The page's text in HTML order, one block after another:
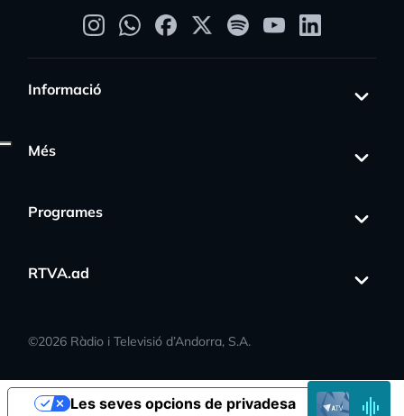
Informació
Més
Programes
RTVA.ad
©2026 Ràdio i Televisió d’Andorra, S.A.
EN
DIRECTELes seves opcions de privadesa